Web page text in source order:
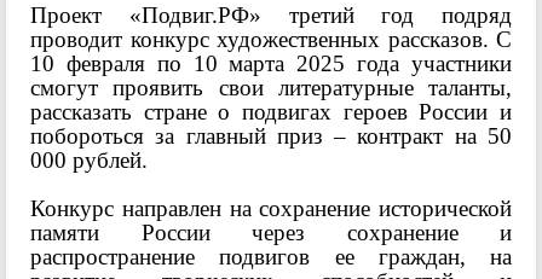
Проект «Подвиг.РФ» третий год подряд
проводит конкурс художественных рассказов. С
10 февраля по 10 марта 2025 года участники
смогут проявить свои литературные таланты,
рассказать стране о подвигах героев России и
побороться за главный приз – контракт на 50
000 рублей.
Конкурс направлен на сохранение исторической
памяти России через сохранение и
распространение подвигов ее граждан, на